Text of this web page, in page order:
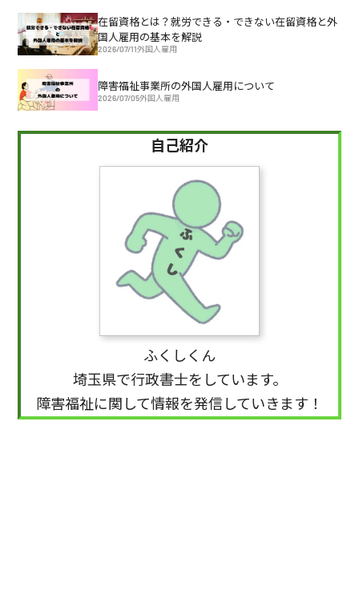
在留資格とは？就労できる・できない在留資格と外
国人雇用の基本を解説
2026/07/11外国人雇用
障害福祉事業所の外国人雇用について
2026/07/05外国人雇用
自己紹介
ふくしくん
埼玉県で行政書士をしています。
障害福祉に関して情報を発信していきます！